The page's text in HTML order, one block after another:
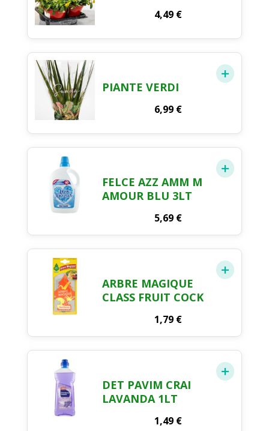
4,49 €
PIANTE VERDI
6,99 €
FELCE AZZ AMM M
AMOUR BLU 3LT
5,69 €
ARBRE MAGIQUE
CLASS FRUIT COCK
1,79 €
DET PAVIM CRAI
LAVANDA 1LT
1,49 €